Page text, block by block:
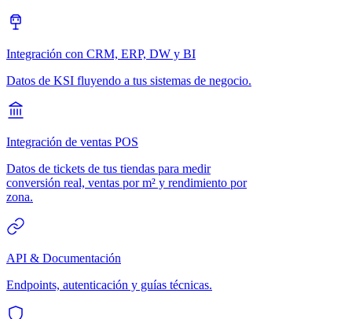
Integración con CRM, ERP, DW y BI
Datos de KSI fluyendo a tus sistemas de negocio.
Integración de ventas POS
Datos de tickets de tus tiendas para medir
conversión real, ventas por m² y rendimiento por
zona.
API & Documentación
Endpoints, autenticación y guías técnicas.